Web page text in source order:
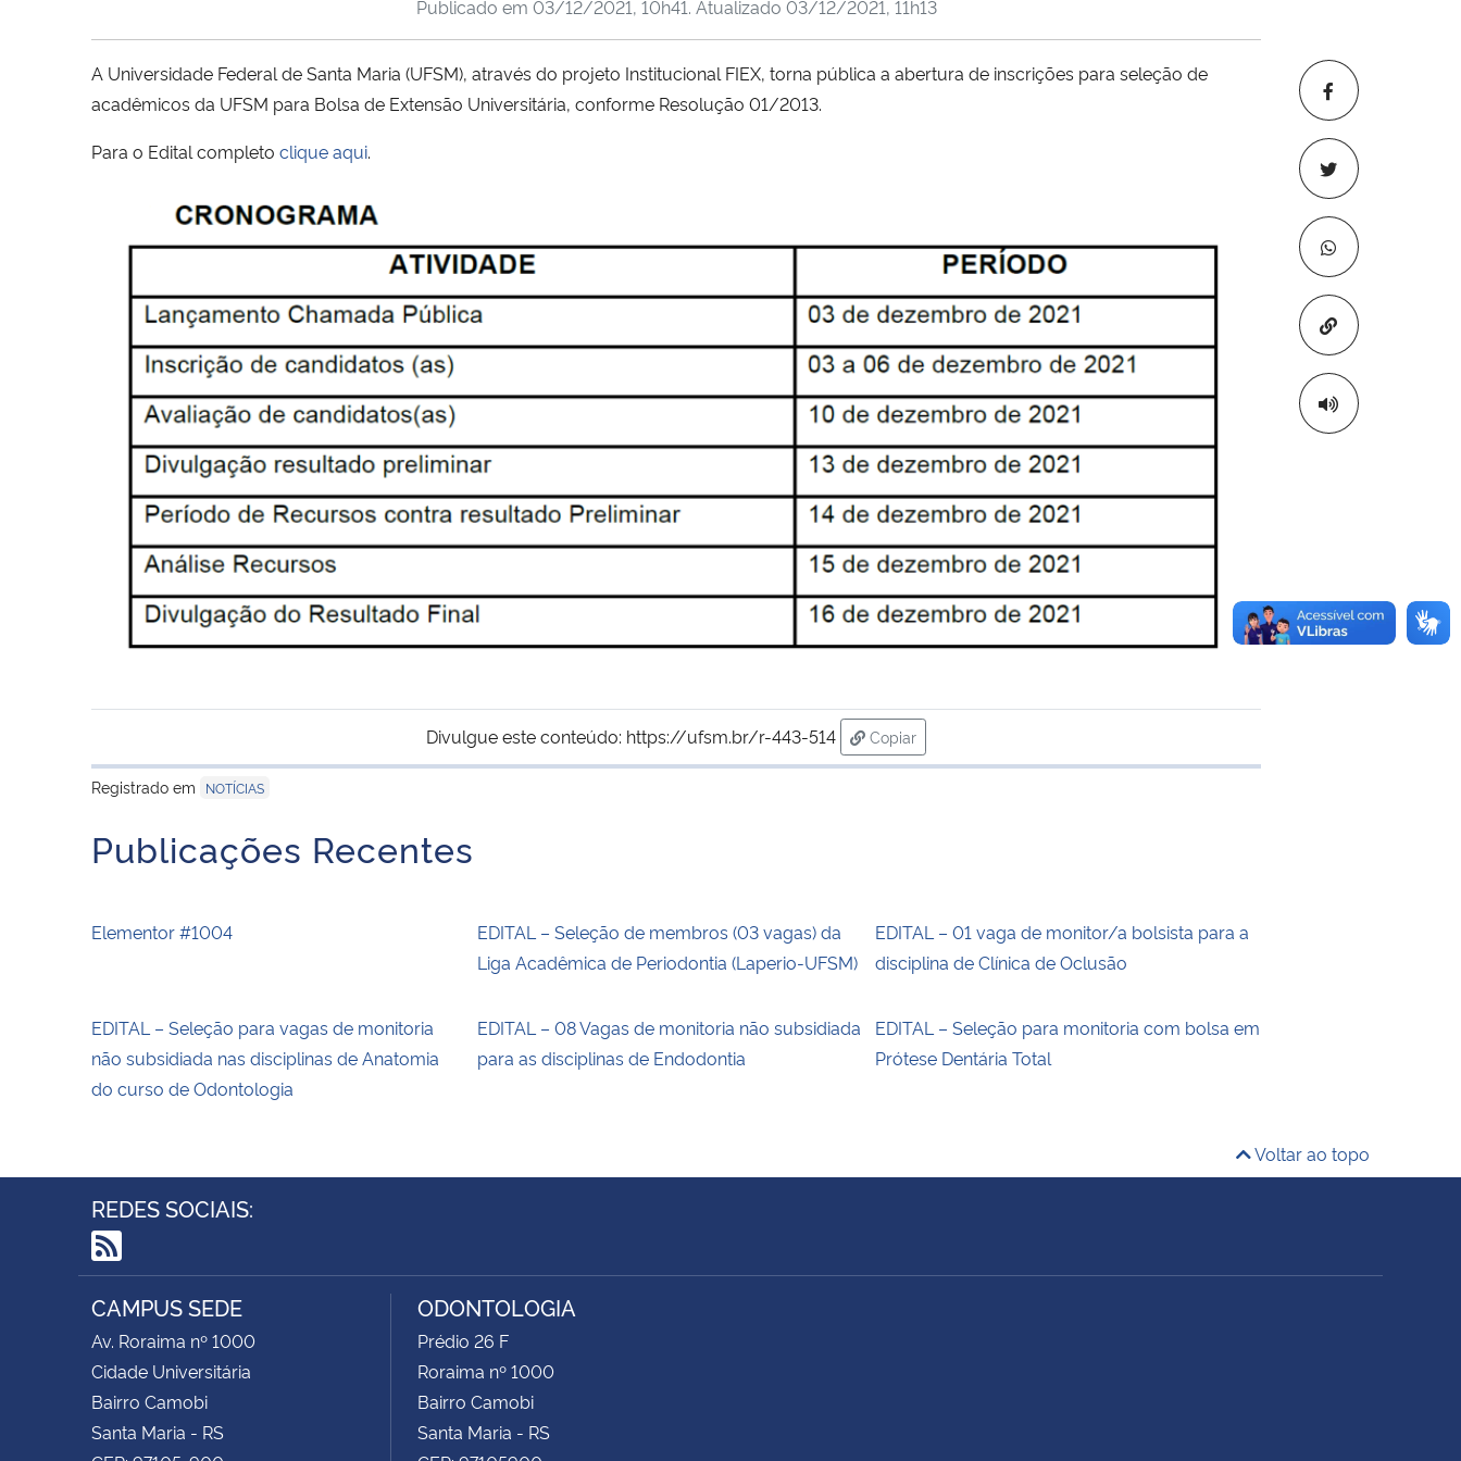
Copiar para
Publicado em 03/12/2021, 10h41. Atualizado 03/12/2021, 11h13
A Universidade Federal de Santa Maria (UFSM), através do projeto Institucional FIEX, torna pública a abertura de inscrições para seleção de
acadêmicos da UFSM para Bolsa de Extensão Universitária, conforme Resolução 01/2013.
Para o Edital completo clique aqui.
Divulgue este conteúdo: https://ufsm.br/r-443-514
Copiar
para área de transferência
Registrado em
NOTÍCIAS
Publicações Recentes
Elementor #1004
EDITAL – Seleção de membros (03 vagas) da
Liga Acadêmica de Periodontia (Laperio-UFSM)
EDITAL – 01 vaga de monitor/a bolsista para a
disciplina de Clínica de Oclusão
EDITAL – Seleção para vagas de monitoria
não subsidiada nas disciplinas de Anatomia
do curso de Odontologia
EDITAL – 08 Vagas de monitoria não subsidiada
para as disciplinas de Endodontia
EDITAL – Seleção para monitoria com bolsa em
Prótese Dentária Total
Voltar ao topo
REDES SOCIAIS:
RSS
CAMPUS SEDE
Av. Roraima nº 1000
Cidade Universitária
Bairro Camobi
Santa Maria - RS
ODONTOLOGIA
Prédio 26 F
Roraima nº 1000
Bairro Camobi
Santa Maria - RS